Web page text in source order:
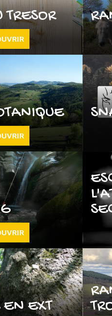
TRESOR
EXT